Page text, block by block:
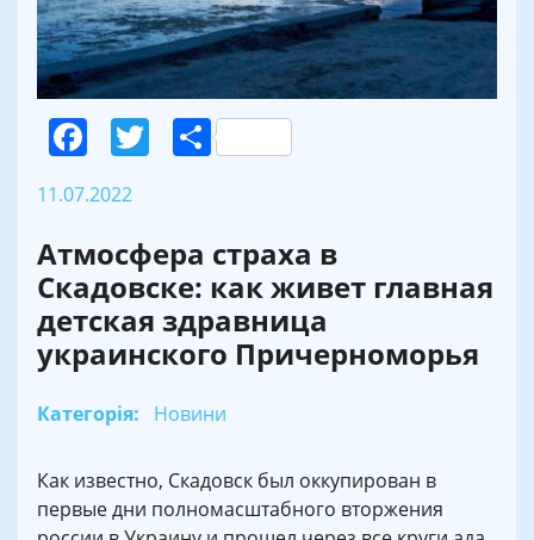
Facebook
Twitter
Поділитися
11.07.2022
Атмосфера страха в
Скадовске: как живет главная
детская здравница
украинского Причерноморья
Категорія: Новини
Как известно, Скадовск был оккупирован в
первые дни полномасштабного вторжения